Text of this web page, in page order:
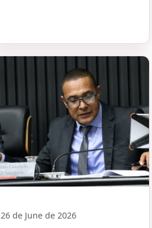
26 de June de 2026